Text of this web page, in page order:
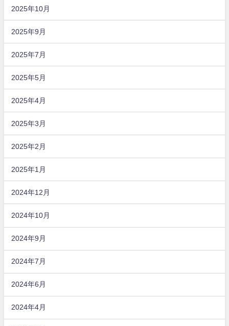
2025年10月
2025年9月
2025年7月
2025年5月
2025年4月
2025年3月
2025年2月
2025年1月
2024年12月
2024年10月
2024年9月
2024年7月
2024年6月
2024年4月